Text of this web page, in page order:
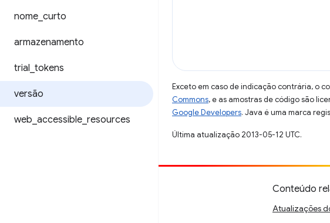
nome curto
armazenamento
trial tokens
versão
web accessible resources
Exceto em caso de indicação contrária, o
Commons, e as amostras de código são
Google Developers. Java é uma marca
Última atualização 2013-05-12 UTC.
Conteúdo
Atualizações